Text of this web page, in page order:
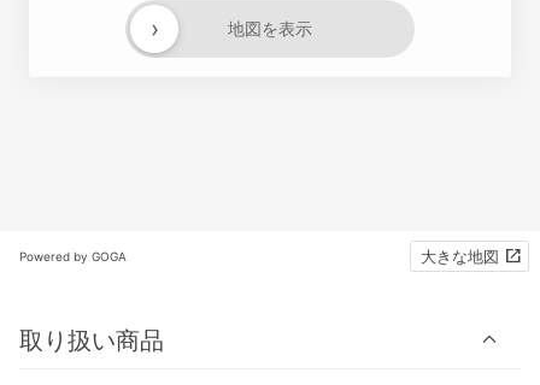
地図を表示
›
Powered by GOGA 大きな地図
取り扱い商品